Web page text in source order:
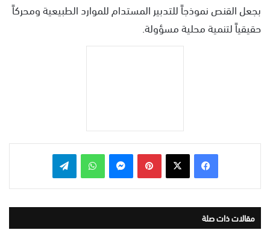
بجعل القنص نموذجاً للتدبير المستدام للموارد الطبيعية ومحركاً
حقيقياً لتنمية محلية مسؤولة.
بينتيريست واتساب
مقالات ذات صلة